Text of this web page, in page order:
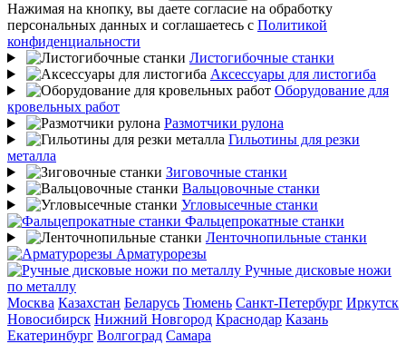
Нажимая на кнопку, вы даете согласие на обработку
персональных данных и соглашаетесь с Политикой
конфиденциальности
Листогибочные станки
Аксессуары для листогиба
Оборудование для
кровельных работ
Размотчики рулона
Гильотины для резки
металла
Зиговочные станки
Вальцовочные станки
Угловысечные станки
Фальцепрокатные станки
Ленточнопильные станки
Арматурорезы
Ручные дисковые ножи
по металлу
Москва Казахстан Беларусь Тюмень Санкт-Петербург Иркутск
Новосибирск Нижний Новгород Краснодар Казань
Екатеринбург Волгоград Самара